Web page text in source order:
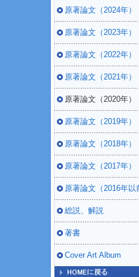
原著論文（2024年）
原著論文（2023年）
原著論文（2022年）
原著論文（2021年）
原著論文（2020年）
原著論文（2019年）
原著論文（2018年）
原著論文（2017年）
原著論文（2016年以
総説、解説
著書
Cover Art Album